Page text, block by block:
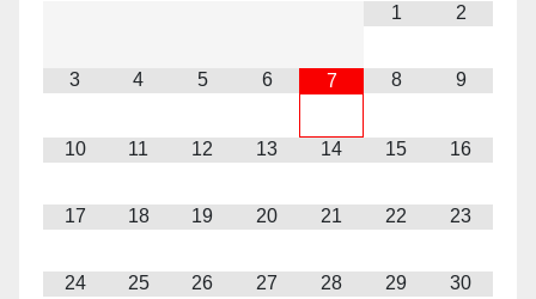
1
2
3 4 5 6 7 8 9
10 11 12 13 14 15 16
17 18 19 20 21 22 23
24 25 26 27 28 29 30